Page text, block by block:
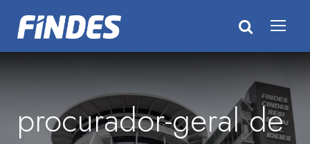
procurador-geral de